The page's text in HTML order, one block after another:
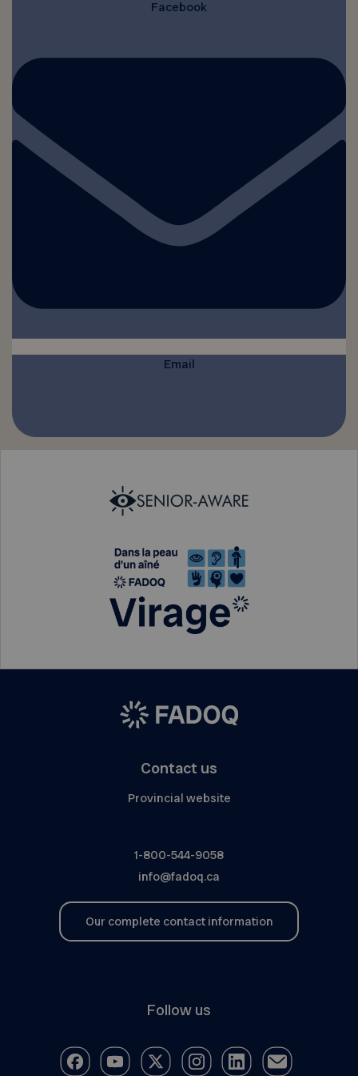
Facebook
Email
Contact us
Provincial website
1-800-544-9058
info@fadoq.ca
Our complete contact information
Follow us